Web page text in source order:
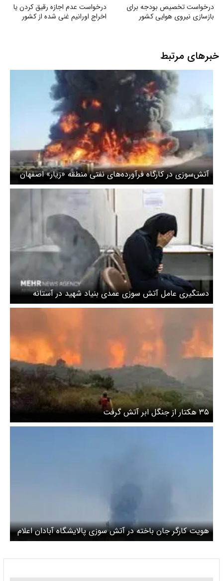
درخواست تخصیص بودجه برای
بازسازی نیروی هوایی کشور
درخواست عدم اجازه رقیق کردن یا
اخراج اورانیم غنی شده از کشور
خبرهای مرتبط
آتش‌سوزی در کارگاه فرآورده‌های نفتی منطقه «زیار» اصفهان
مهار شد
دستگیری عامل آتش سوزی عمدی بنیاد شهید در آستانه
اشرفیه
۳۵ هکتار از جنگل ابر آتش گرفت
هویت کارگر جان باخته در آتش سوزی پالایشگاه آبادان اعلام
شد + عکس و جزئیات